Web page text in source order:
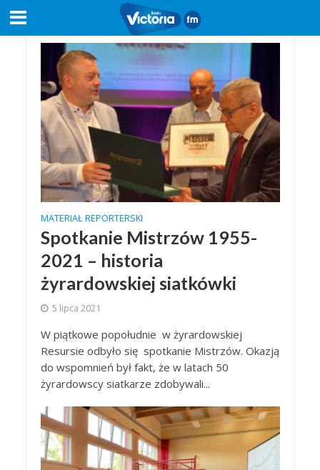
MATERIAŁ REPORTERSKI
Spotkanie Mistrzów 1955-
2021 – historia
żyrardowskiej siatkówki
5 lipca 2021
W piątkowe popołudnie w żyrardowskiej
Resursie odbyło się spotkanie Mistrzów. Okazją
do wspomnień był fakt, że w latach 50
żyrardowscy siatkarze zdobywali...